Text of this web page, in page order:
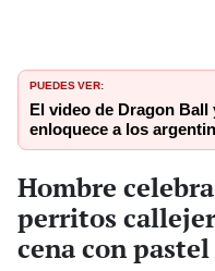
PUEDES VER:
El video de Dragon Ball
enloquece a los
Hombre
perritos
cena con pastel